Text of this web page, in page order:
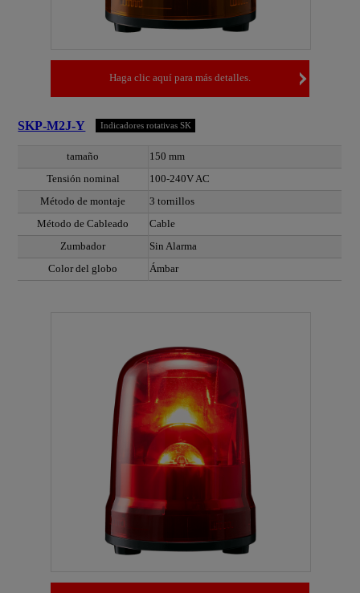
Haga clic aquí para más detalles.
SKP-M2J-Y Indicadores rotativas SK
tamaño
150 mm
Tensión nominal
100-240V AC
Método de montaje
3 tornillos
Método de Cableado
Cable
Zumbador
Sin Alarma
Color del globo
Ámbar